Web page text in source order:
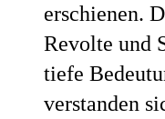
erschienen.
Revolte und
tiefe
verstanden